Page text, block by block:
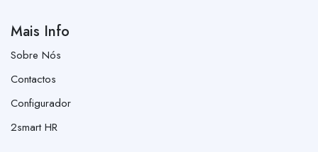
Mais Info
Sobre Nós
Contactos
Configurador
2smart HR